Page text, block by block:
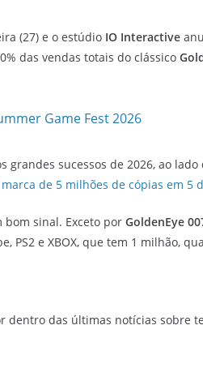
(27) e o estúdio IO Interactive
das vendas totais do clássico
Game Fest 2026
sucessos de 2026, ao lado
de 5 milhões de cópias em 5
bom sinal. Exceto por GoldenEye
PS2 e XBOX, que tem 1 milhão,
dentro das últimas notícias sobre